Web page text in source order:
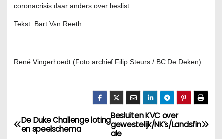
coronacrisis daar anders over beslist.
Tekst: Bart Van Reeth
René Vingerhoedt (Foto archief Filip Steurs / BC De Deken)
Besluiten KVC over
gewestelijk/NK’s/Landsfin
ale
De Duke Challenge loting
en speelschema